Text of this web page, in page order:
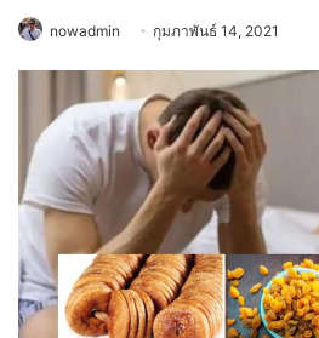
nowadmin กุมภาพันธ์ 14, 2021